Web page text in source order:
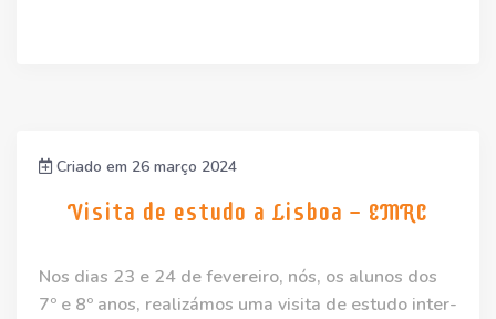
Criado em 26 março 2024
Visita de estudo a Lisboa - EMRC
Nos dias 23 e 24 de fevereiro, nós, os alunos dos
7º e 8º anos, realizámos uma visita de estudo inter-